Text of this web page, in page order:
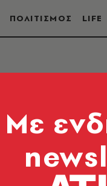
ΠΟΛΙΤΙΣΜΟΣ LIFE
Mε